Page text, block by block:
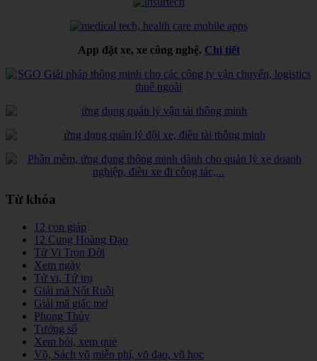
App đặt xe, xe công nghệ. Chi tiết
Từ khóa
12 con giáp
12 Cung Hoàng Đạo
Tử Vi Trọn Đời
Xem ngày
Tử vi, Tứ trụ
Giải mã Nốt Ruồi
Giải mã giấc mơ
Phong Thủy
Tướng số
Xem bói, xem quẻ
Võ, Sách võ miễn phí, võ đạo, võ học